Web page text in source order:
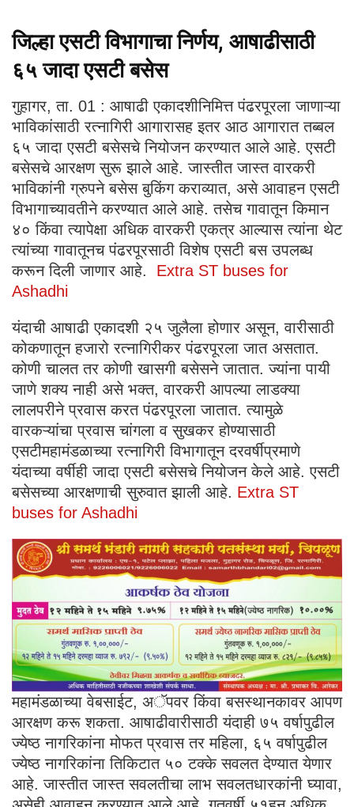
जिल्हा एसटी विभागाचा निर्णय, आषाढीसाठी
६५ जादा एसटी बसेस
गुहागर, ता. 01 : आषाढी एकादशीनिमित्त पंढरपूरला जाणाऱ्या
भाविकांसाठी रत्नागिरी आगारासह इतर आठ आगारात तब्बल
६५ जादा एसटी बसेसचे नियोजन करण्यात आले आहे. एसटी
बसेसचे आरक्षण सुरू झाले आहे. जास्तीत जास्त वारकरी
भाविकांनी ग्रुपने बसेस बुकिंग कराव्यात, असे आवाहन एसटी
विभागाच्यावतीने करण्यात आले आहे. तसेच गावातून किमान
४० किंवा त्यापेक्षा अधिक वारकरी एकत्र आल्यास त्यांना थेट
त्यांच्या गावातूनच पंढरपूरसाठी विशेष एसटी बस उपलब्ध
करून दिली जाणार आहे. Extra ST buses for
Ashadhi
यंदाची आषाढी एकादशी २५ जुलैला होणार असून, वारीसाठी
कोकणातून हजारो रत्नागिरीकर पंढरपूरला जात असतात.
कोणी चालत तर कोणी खासगी बसेसने जातात. ज्यांना पायी
जाणे शक्य नाही असे भक्त, वारकरी आपल्या लाडक्या
लालपरीने प्रवास करत पंढरपूरला जातात. त्यामुळे
वारकऱ्यांचा प्रवास चांगला व सुखकर होण्यासाठी
एसटीमहामंडळाच्या रत्नागिरी विभागातून दरवर्षीप्रमाणे
यंदाच्या वर्षीही जादा एसटी बसेसचे नियोजन केले आहे. एसटी
बसेसच्या आरक्षणाची सुरुवात झाली आहे. Extra ST
buses for Ashadhi
महामंडळाच्या वेबसाईट, अॅपवर किंवा बसस्थानकावर आपण
आरक्षण करू शकता. आषाढीवारीसाठी यंदाही ७५ वर्षापुढील
ज्येष्ठ नागरिकांना मोफत प्रवास तर महिला, ६५ वर्षापुढील
ज्येष्ठ नागरिकांना तिकिटात ५० टक्के सवलत देण्यात येणार
आहे. जास्तीत जास्त सवलतीचा लाभ सवलतधारकांनी घ्यावा,